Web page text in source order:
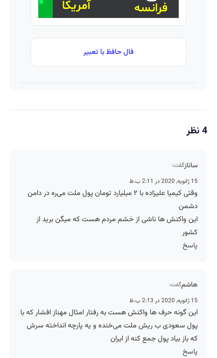
فال حافظ با تعبیر
4 نظر
سانازگفت:
15 ژانویه, 2020 در 2:11 ب.ظ
وقتی کیمیا علیزاده با ۲ میلیارد تومان پول ملت می‌ره در دامن
دشمن
این واکنش ها ناشی از خشم مردم هست که میگن برید از
کشور
پاسخ
هاشمگفت:
15 ژانویه, 2020 در 2:13 ب.ظ
این گونه حرف ها واکنش هست به رفتار امثال مهناز افشار که با
پول سعودی ب ریش ملت می‌خنده و یه پارچه انداخته سرش
که باز بیاد پول جمع کنه از ایران
پاسخ